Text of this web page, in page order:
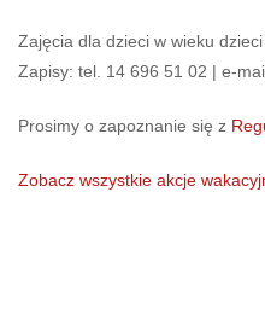
Zajęcia dla dzieci w wieku dzieci
Zapisy: tel. 14 696 51 02 | e-
Prosimy o zapoznanie się z
Zobacz wszystkie akcje